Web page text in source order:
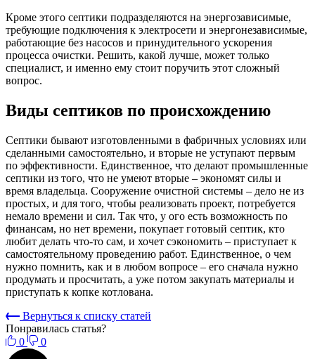
Кроме этого септики подразделяются на энергозависимые,
требующие подключения к электросети и энергонезависимые,
работающие без насосов и принудительного ускорения
процесса очистки. Решить, какой лучше, может только
специалист, и именно ему стоит поручить этот сложный
вопрос.
Виды септиков по происхождению
Септики бывают изготовленными в фабричных условиях или
сделанными самостоятельно, и вторые не уступают первым
по эффективности. Единственное, что делают промышленные
септики из того, что не умеют вторые – экономят силы и
время владельца. Сооружение очистной системы – дело не из
простых, и для того, чтобы реализовать проект, потребуется
немало времени и сил. Так что, у ого есть возможность по
финансам, но нет времени, покупает готовый септик, кто
любит делать что-то сам, и хочет сэкономить – приступает к
самостоятельному проведению работ. Единственное, о чем
нужно помнить, как и в любом вопросе – его сначала нужно
продумать и просчитать, а уже потом закупать материалы и
приступать к копке котлована.
Вернуться к списку статей
Понравилась статья?
0
0